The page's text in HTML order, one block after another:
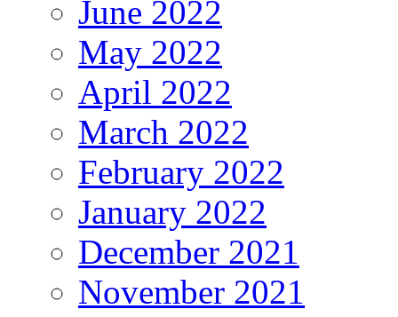
June 2022
May 2022
April 2022
March 2022
February 2022
January 2022
December 2021
November 2021